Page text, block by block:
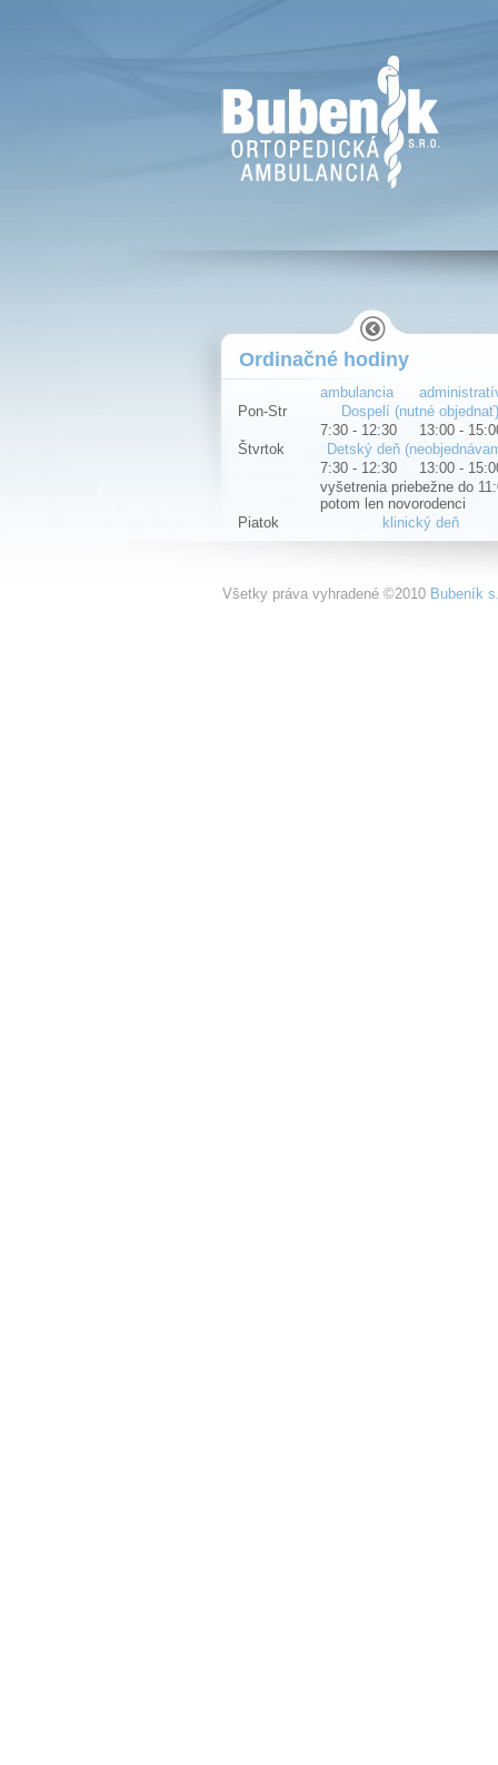
Ordinačné hodiny
ambulancia
Pon-Str
Dospelí (nutné objednať)
7:30 - 12:30
13:00 -
Štvrtok
Detský deň
7:30 - 12:30
13:00 -
vyšetrenia priebežne do
potom len novorodenci
Piatok
klinický deň
Všetky práva vyhradené ©2010 Bubeník